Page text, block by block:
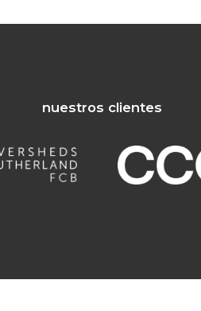
nuestros clientes